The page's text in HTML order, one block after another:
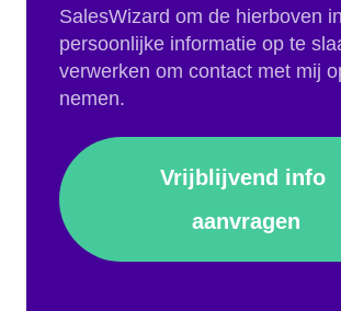
SalesWizard om de hierboven
persoonlijke informatie op te
verwerken om contact met mij
nemen.